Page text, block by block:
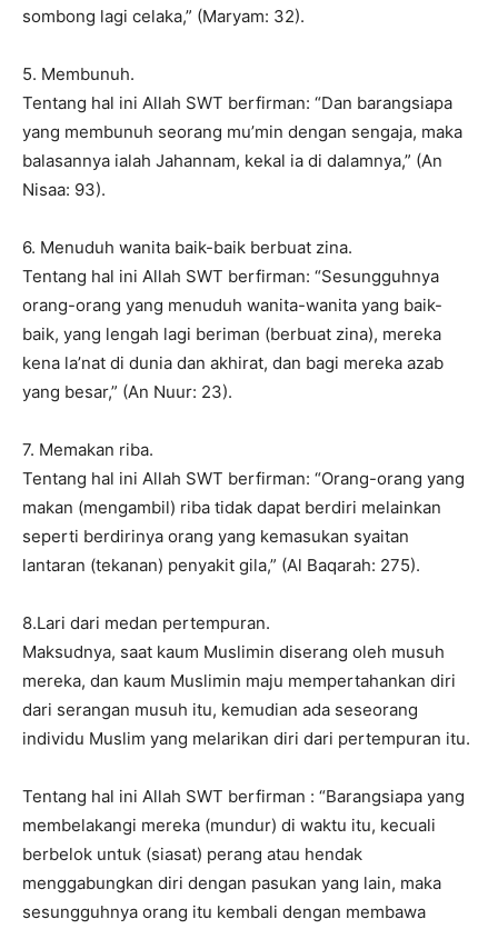
sombong lagi celaka,” (Maryam: 32).
5. Membunuh.
Tentang hal ini Allah SWT berfirman: “Dan barangsiapa
yang membunuh seorang mu’min dengan sengaja, maka
balasannya ialah Jahannam, kekal ia di dalamnya,” (An
Nisaa: 93).
6. Menuduh wanita baik-baik berbuat zina.
Tentang hal ini Allah SWT berfirman: “Sesungguhnya
orang-orang yang menuduh wanita-wanita yang baik-
baik, yang lengah lagi beriman (berbuat zina), mereka
kena la’nat di dunia dan akhirat, dan bagi mereka azab
yang besar,” (An Nuur: 23).
7. Memakan riba.
Tentang hal ini Allah SWT berfirman: “Orang-orang yang
makan (mengambil) riba tidak dapat berdiri melainkan
seperti berdirinya orang yang kemasukan syaitan
lantaran (tekanan) penyakit gila,” (Al Baqarah: 275).
8.Lari dari medan pertempuran.
Maksudnya, saat kaum Muslimin diserang oleh musuh
mereka, dan kaum Muslimin maju mempertahankan diri
dari serangan musuh itu, kemudian ada seseorang
individu Muslim yang melarikan diri dari pertempuran itu.
Tentang hal ini Allah SWT berfirman : “Barangsiapa yang
membelakangi mereka (mundur) di waktu itu, kecuali
berbelok untuk (siasat) perang atau hendak
menggabungkan diri dengan pasukan yang lain, maka
sesungguhnya orang itu kembali dengan membawa